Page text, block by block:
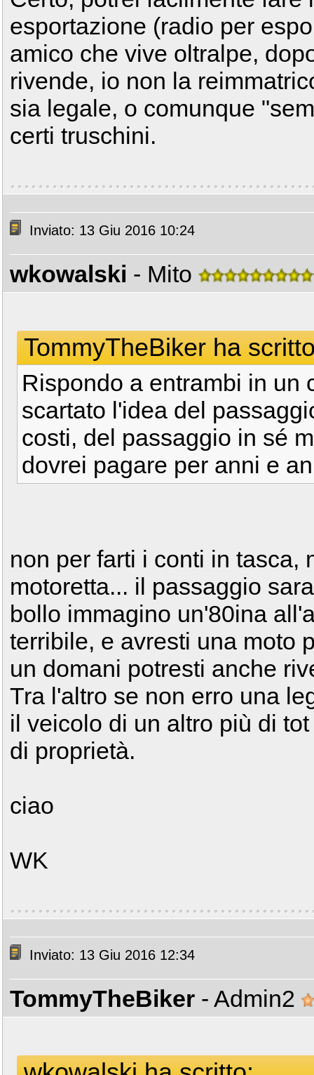
esportazione (radio per
amico che vive oltralpe,
rivende, io non la
sia legale, o comunque
certi truschini.
Inviato: 13 Giu 2016 10:24
wkowalski - Mito
TommyTheBiker ha
Rispondo a entrambi in un
scartato l'idea del
costi, del passaggio in sé
dovrei pagare per anni e
non per farti i conti in tasca,
motoretta... il passaggio
bollo immagino un'80ina
terribile, e avresti una moto
un domani potresti anche
Tra l'altro se non erro una
il veicolo di un altro più di
di proprietà.
ciao
WK
Inviato: 13 Giu 2016 12:34
TommyTheBiker - Admin2